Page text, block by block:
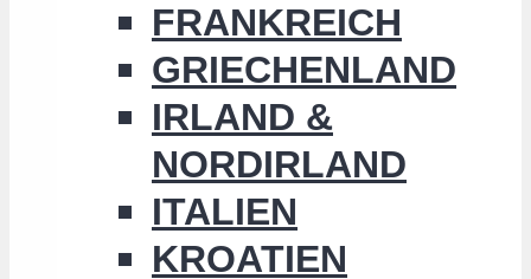
FRANKREICH
GRIECHENLAND
IRLAND &
NORDIRLAND
ITALIEN
KROATIEN